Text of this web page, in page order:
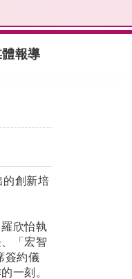
報導
的創新培
欣怡執
「宏智
簽約儀
一刻。